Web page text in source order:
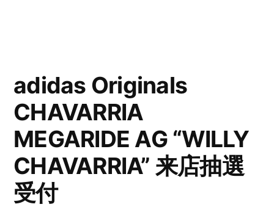
adidas Originals
CHAVARRIA
MEGARIDE AG “WILLY
CHAVARRIA” 来店抽選
受付